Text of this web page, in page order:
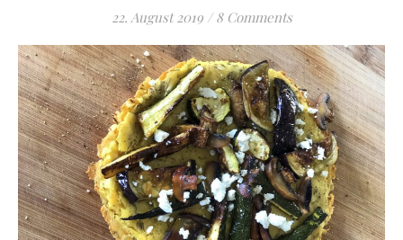
22. August 2019 / 8 Comments